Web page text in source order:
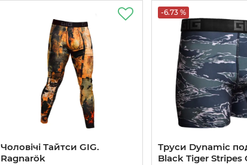
Чоловічі Тайтси GIG.
Ragnarök
-6.73 %
Труси Dynamic
Black Tiger Stripes